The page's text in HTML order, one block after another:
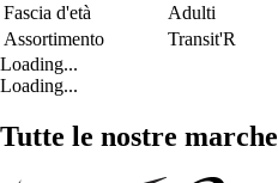
Fascia d'età
Adulti
Assortimento
Transit'R
Loading...
Loading...
Tutte le nostre marche